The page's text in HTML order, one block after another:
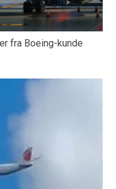
fra Boeing-kunde